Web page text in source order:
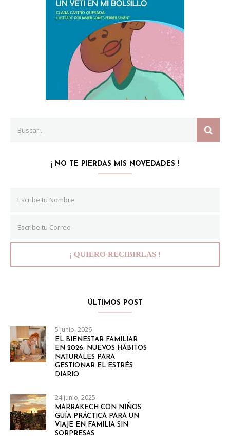
for:
¡ NO TE PIERDAS MIS NOVEDADES !
ÚLTIMOS POST
5 junio, 2026
EL BIENESTAR FAMILIAR
EN 2026: NUEVOS HÁBITOS
NATURALES PARA
GESTIONAR EL ESTRÉS
DIARIO
24 junio, 2025
MARRAKECH CON NIÑOS:
GUÍA PRÁCTICA PARA UN
VIAJE EN FAMILIA SIN
SORPRESAS